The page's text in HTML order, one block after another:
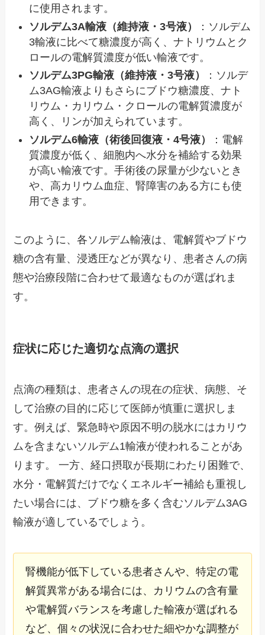
に使用されます。
ソルデム3A輸液（維持液・3号液）
：ソルデム
3輸液に比べて糖濃度が高く、ナトリウムとク
ロールの電解質濃度が低い輸液です。
ソルデム3PG輸液（維持液・3号液）
：ソルデ
ム3AG輸液よりもさらにブドウ糖濃度、ナト
リウム・カリウム・クロールの電解質濃度が
高く、リンが加えられています。
ソルデム6輸液（術後回復液・4号液）
：電解
質濃度が低く、細胞内へ水分を補給する効果
が高い輸液です。手術後の尿量が少ないとき
や、高カリウム血症、腎障害のある方にも使
用できます。
このように、各ソルデム輸液は、電解質やブドウ
糖の含有量、浸透圧などが異なり、患者さんの病
態や治療段階に合わせて最適なものが選ばれま
す。
症状に応じた適切な点滴の選択
点滴の種類は、患者さんの現在の症状、病態、そ
して治療の目的に応じて医師が慎重に選択しま
す。例えば、緊急時や原因不明の脱水にはカリウ
ムを含まないソルデム1輸液が使われることがあ
ります。 一方、経口摂取が長期にわたり困難で、
水分・電解質だけでなくエネルギー補給も重視し
たい場合には、ブドウ糖を多く含むソルデム3AG
輸液が適しているでしょう。
腎機能が低下している患者さんや、特定の電
解質異常がある場合には、カリウムの含有量
や電解質バランスを考慮した輸液が選ばれる
など、個々の状況に合わせた細やかな調整が